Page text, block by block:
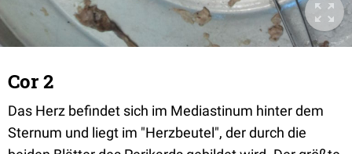
Cor 2
Das Herz befindet sich im Mediastinum hinter dem
Sternum und liegt im "Herzbeutel", der durch die